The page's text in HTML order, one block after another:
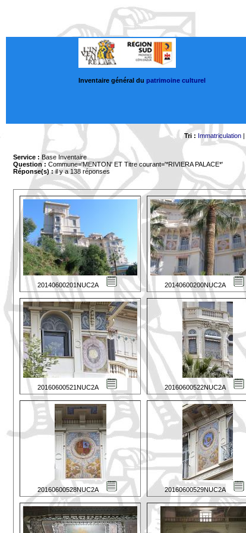
Inventaire général du patrimoine culturel
Tri : Immatriculation|
Service : Base Inventaire
Question : Commune='MENTON' ET Titre courant='*RIVIERA PALACE*'
Réponse(s) :il y a 138 réponses
20140600201NUC2A 20140600200NUC2A
20160600521NUC2A 20160600522NUC2A
20160600528NUC2A 20160600529NUC2A